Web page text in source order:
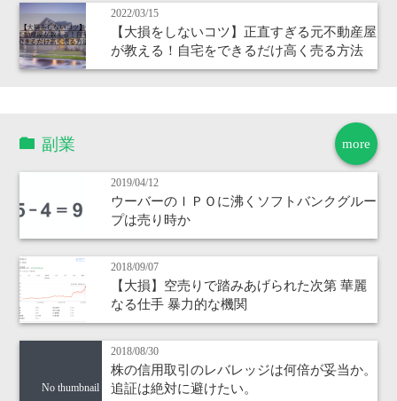
2022/03/15
【大損をしないコツ】正直すぎる元不動産屋
が教える！自宅をできるだけ高く売る方法
more
副業
2019/04/12
ウーバーのＩＰＯに沸くソフトバンクグルー
プは売り時か
2018/09/07
【大損】空売りで踏みあげられた次第 華麗
なる仕手 暴力的な機関
No thumbnail
2018/08/30
株の信用取引のレバレッジは何倍が妥当か。
追証は絶対に避けたい。